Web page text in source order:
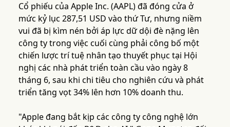
Cổ phiếu của Apple Inc. (AAPL) đã đóng cửa ở
mức kỷ lục 287,51 USD vào thứ Tư, nhưng niềm
vui đã bị kìm nén bởi áp lực dữ dội đè nặng lên
công ty trong việc cuối cùng phải công bố một
chiến lược trí tuệ nhân tạo thuyết phục tại Hội
nghị các nhà phát triển toàn cầu vào ngày 8
tháng 6, sau khi chi tiêu cho nghiên cứu và phát
triển tăng vọt 34% lên hơn 10% doanh thu.
"Apple đang bắt kịp các công ty công nghệ lớn